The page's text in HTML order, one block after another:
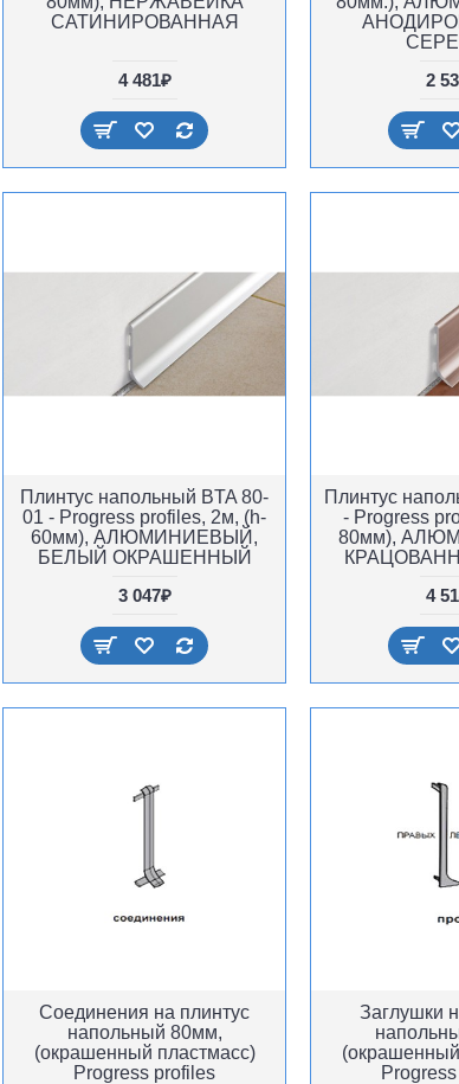
САТИНИРОВАННАЯ
4 481₽
2
Плинтус напольный BTA 80-
01 - Progress profiles, 2м, (h-
60мм), АЛЮМИНИЕВЫЙ,
БЕЛЫЙ ОКРАШЕННЫЙ
3 047₽
Плинтус
- Progress
80мм),
4
Соединения на плинтус
напольный 80мм,
(окрашенный пластмасс)
Progress profiles
Заглушки